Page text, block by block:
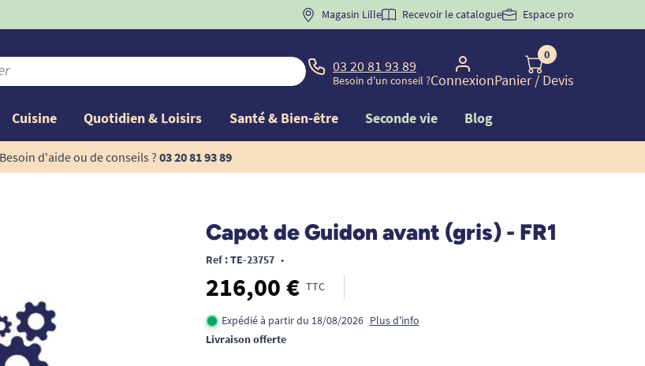
BIENVENUE" pourla 1ère commande d'incontinence
Magasin Lille Recevoir le catalogue Espace pro
03 20 81 93 89
Besoin d'un conseil ?Connexion
0
Panier/ Devis
Cuisine Quotidien & Loisirs Santé & Bien-être Seconde vie Blog
Besoin d'aide ou de conseils ? 03 20 81 93 89
Capot de Guidon avant (gris) - FR1
Ref : TE-23757 •
216,00 € TTC
Expédié à partir du 18/08/2026 Plus d'info
Livraison offerte